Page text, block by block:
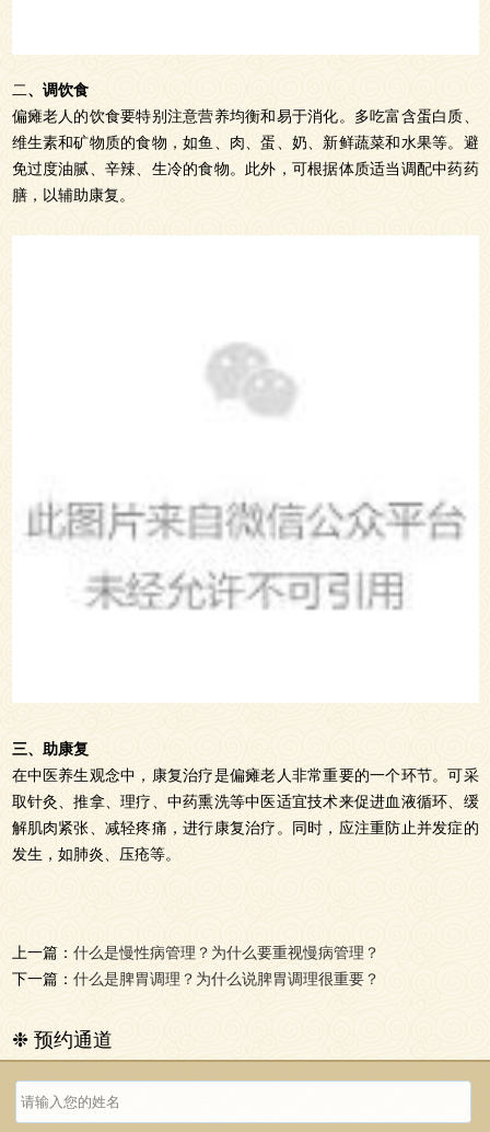
二、调饮食
偏瘫老人的饮食要特别注意营养均衡和易于消化。多吃富含蛋白质、
维生素和矿物质的食物，如鱼、肉、蛋、奶、新鲜蔬菜和水果等。避
免过度油腻、辛辣、生冷的食物。此外，可根据体质适当调配中药药
膳，以辅助康复。
三、助康复
在中医养生观念中，康复治疗是偏瘫老人非常重要的一个环节。可采
取针灸、推拿、理疗、中药熏洗等中医适宜技术来促进血液循环、缓
解肌肉紧张、减轻疼痛，进行康复治疗。同时，应注重防止并发症的
发生，如肺炎、压疮等。
上一篇： 什么是慢性病管理？为什么要重视慢病管理？
下一篇： 什么是脾胃调理？为什么说脾胃调理很重要？
❉ 预约通道